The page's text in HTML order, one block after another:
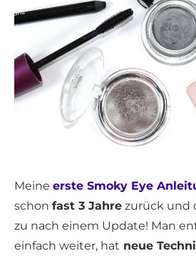
Meine erste Smoky Eye
schon fast 3 Jahre zurück und
zu nach einem Update! Man
einfach weiter, hat neue